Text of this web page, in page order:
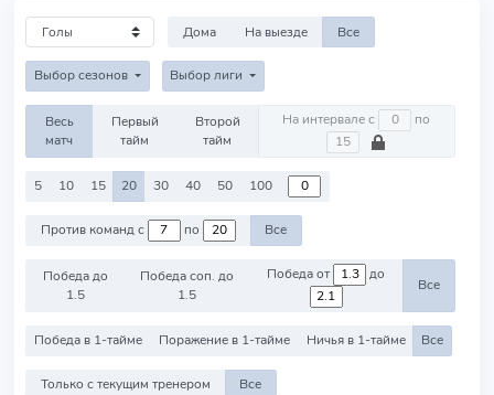
Дома На выезде Все
Выбор сезонов Выбор лиги
Весь
матч
Первый
тайм
Второй
тайм
На интервале с по
5 10 15 20 30 40 50 100
Против команд с по Все
Победа до
1.5
Победа соп. до
1.5
Победа от до
Все
Победа в 1-тайме Поражение в 1-тайме Ничья в 1-тайме Все
Только с текущим тренером Все